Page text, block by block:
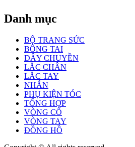
Danh mục
BỘ TRANG SỨC
BÔNG TAI
DÂY CHUYỀN
LẮC CHÂN
LẮC TAY
NHẪN
PHỤ KIỆN TÓC
TỔNG HỢP
VÒNG CỔ
VÒNG TAY
ĐỒNG HỒ